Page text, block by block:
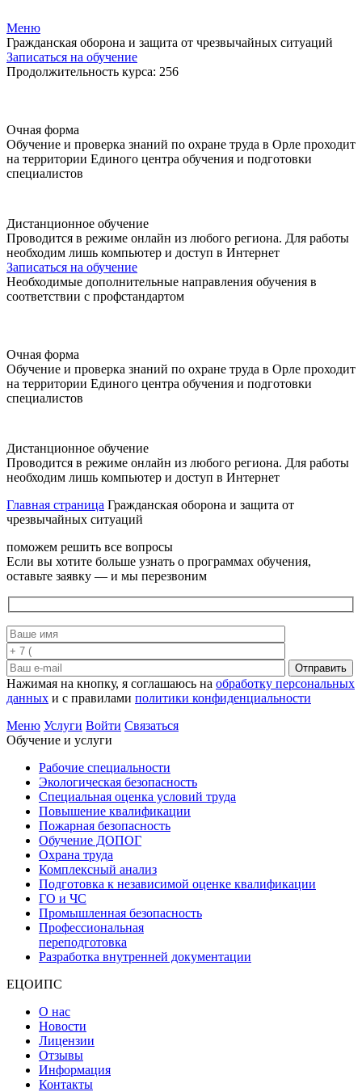
Меню
Гражданская оборона и защита от чрезвычайных ситуаций
Записаться на обучение
Продолжительность курса: 256
Очная форма
Обучение и проверка знаний по охране труда в Орле проходит
на территории Единого центра обучения и подготовки
специалистов
Дистанционное обучение
Проводится в режиме онлайн из любого региона. Для работы
необходим лишь компьютер и доступ в Интернет
Записаться на обучение
Необходимые дополнительные направления обучения в
соответствии с профстандартом
Очная форма
Обучение и проверка знаний по охране труда в Орле проходит
на территории Единого центра обучения и подготовки
специалистов
Дистанционное обучение
Проводится в режиме онлайн из любого региона. Для работы
необходим лишь компьютер и доступ в Интернет
Главная страница Гражданская оборона и защита от
чрезвычайных ситуаций
поможем решить все вопросы
Если вы хотите больше узнать о программах обучения,
оставьте заявку — и мы перезвоним
Отправить
Нажимая на кнопку, я соглашаюсь на обработку персональных
данных и с правилами политики конфиденциальности
Меню Услуги Войти Связаться
Обучение и услуги
Рабочие специальности
Экологическая безопасность
Специальная оценка условий труда
Повышение квалификации
Пожарная безопасность
Обучение ДОПОГ
Охрана труда
Комплексный анализ
Подготовка к независимой оценке квалификации
ГО и ЧС
Промышленная безопасность
Профессиональная
переподготовка
Разработка внутренней документации
ЕЦОИПС
О нас
Новости
Лицензии
Отзывы
Информация
Контакты